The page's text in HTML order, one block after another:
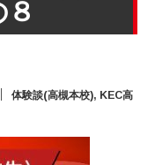
体験談(高槻本校), KEC高